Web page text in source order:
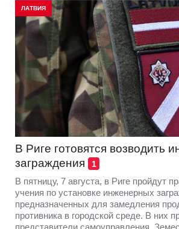
ЛАТВИЯ
В Риге готовятся возводить
заграждения
1
В пятницу, 7 августа, в Риге пройдут
учения по установке инженерных
предназначенных для замедления
противника в городской среде. В них
представители самоуправления,